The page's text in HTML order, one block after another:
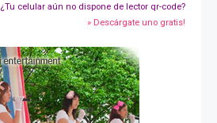
¿Tu celular aún no dispone de lector qr-code?
» Descárgate uno gratis!